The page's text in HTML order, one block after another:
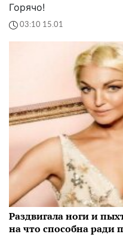
Горячо!
03:10 15.01
Раздвигала ноги и
на что способна ради